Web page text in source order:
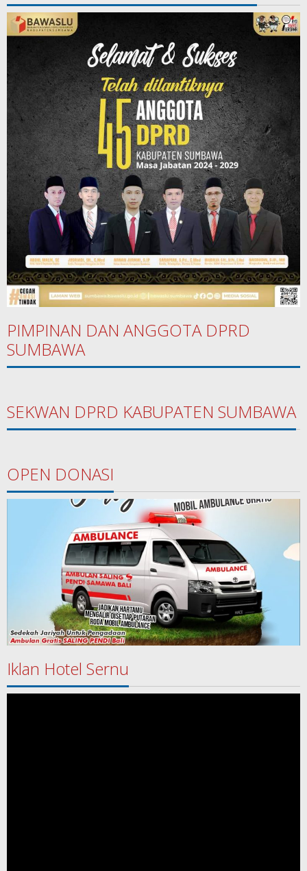
PIMPINAN DAN ANGGOTA DPRD
SUMBAWA
SEKWAN DPRD KABUPATEN SUMBAWA
OPEN DONASI
Iklan Hotel Sernu